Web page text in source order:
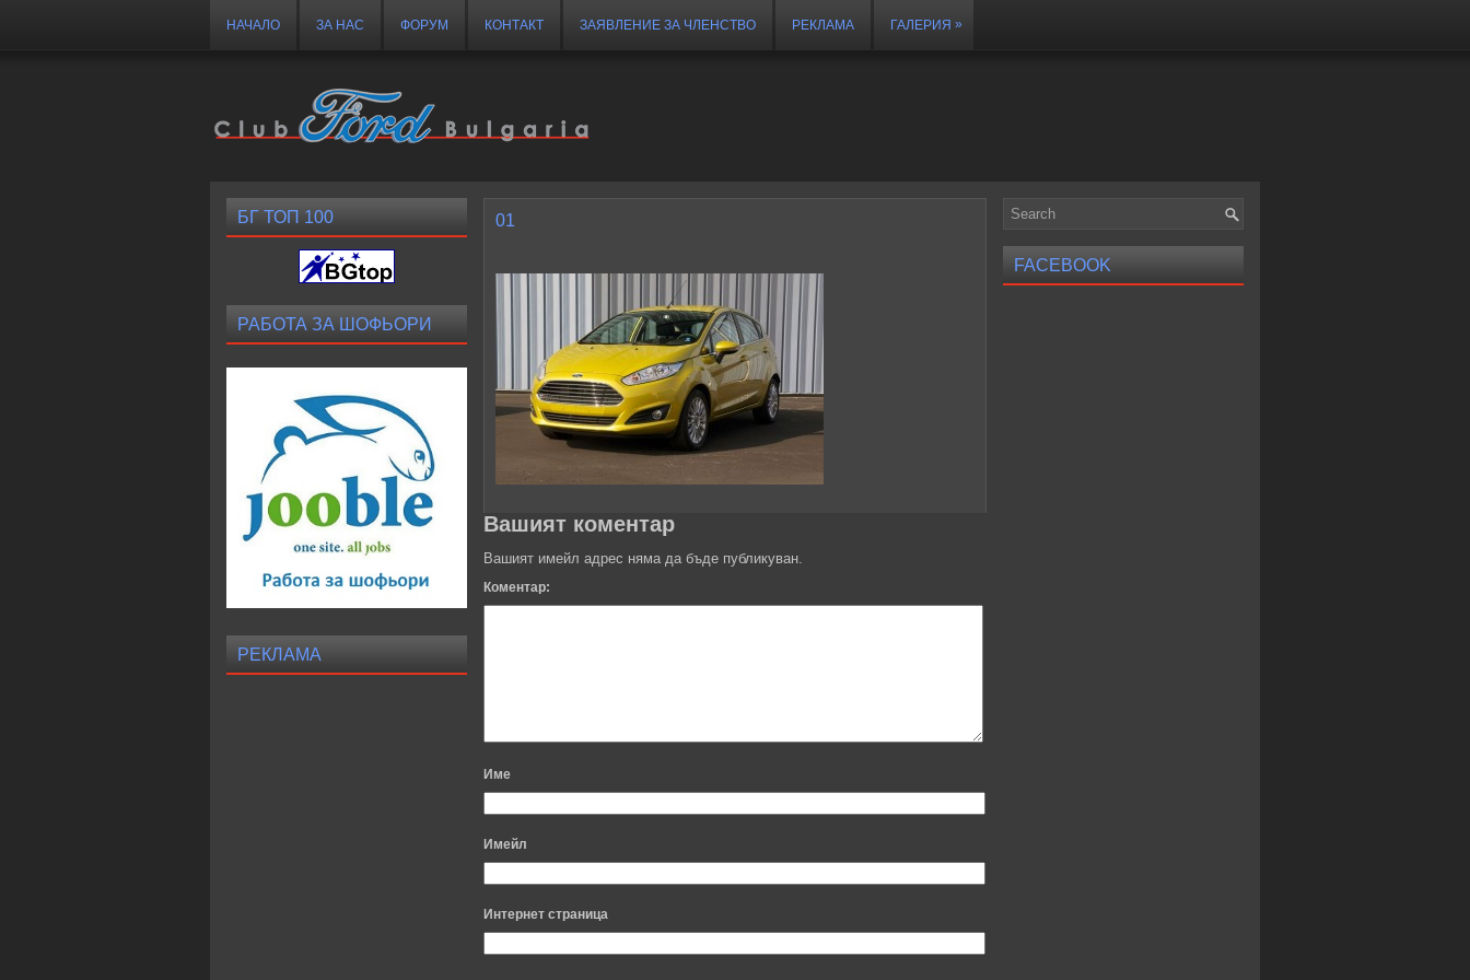
НАЧАЛО ЗА НАС ФОРУМ КОНТАКТ ЗАЯВЛЕНИЕ ЗА ЧЛЕНСТВО РЕКЛАМА ГАЛЕРИЯ »
01
Вашият коментар
Вашият имейл адрес няма да бъде публикуван.
Коментар:
Име
Имейл
Интернет страница
БГ ТОП 100
РАБОТА ЗА ШОФЬОРИ
РЕКЛАМА
FACEBOOK